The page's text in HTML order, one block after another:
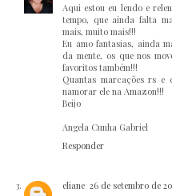
Aqui estou eu lendo e
tempo, que ainda falta
mais, muito mais!!!
Eu amo fantasias, ainda
da mente, os que nos
favoritos também!!!
Quantas marcações rs e
namorar ele na Amazon!!!
Beijo
Angela Cunha Gabriel
Responder
eliane 26 de setembro de